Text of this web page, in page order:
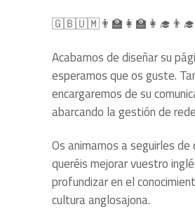
🇬🇧🇺🇲👨‍🏫 👩‍🏫 👩‍🎓 👨‍🎓
Acabamos de diseñar su
esperamos que os guste.
encargaremos de su
abarcando la gestión de
Os animamos a seguirles de
queréis mejorar vuestro
profundizar en el
cultura anglosajona.